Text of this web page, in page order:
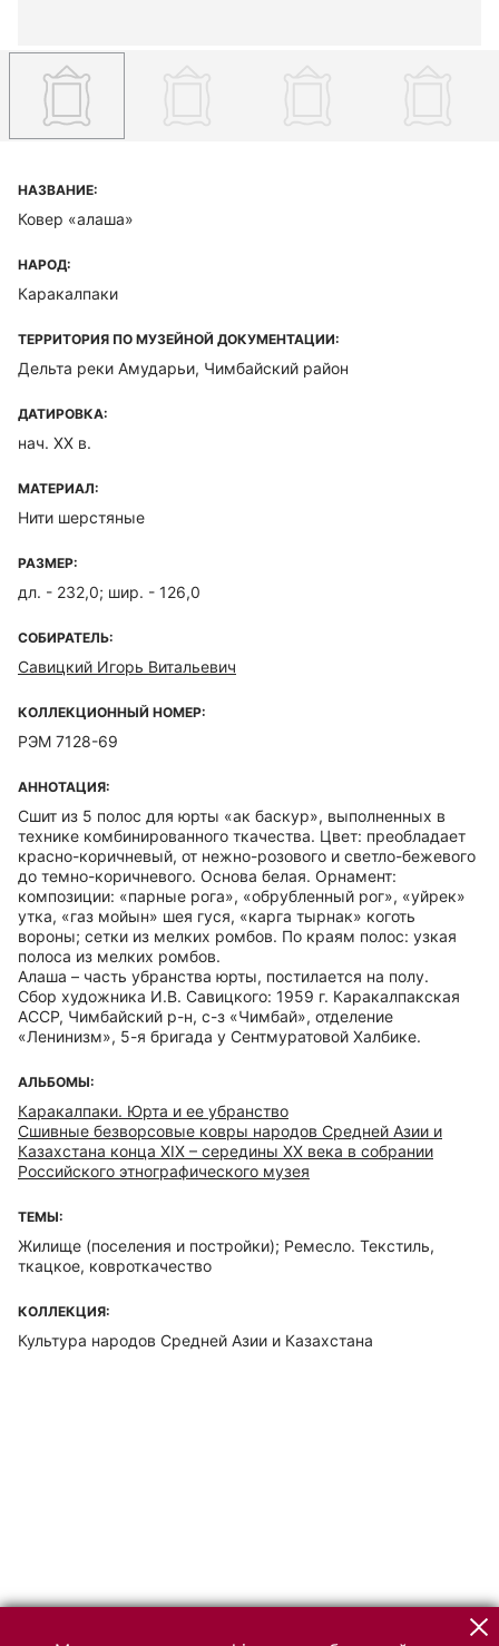
НАЗВАНИЕ:
Ковер «алаша»
НАРОД:
Каракалпаки
ТЕРРИТОРИЯ ПО МУЗЕЙНОЙ ДОКУМЕНТАЦИИ:
Дельта реки Амударьи, Чимбайский район
ДАТИРОВКА:
нач. XX в.
МАТЕРИАЛ:
Нити шерстяные
РАЗМЕР:
дл. - 232,0; шир. - 126,0
СОБИРАТЕЛЬ:
Савицкий Игорь Витальевич
КОЛЛЕКЦИОННЫЙ НОМЕР:
РЭМ 7128-69
АННОТАЦИЯ:
Сшит из 5 полос для юрты «ак баскур», выполненных в
технике комбинированного ткачества. Цвет: преобладает
красно-коричневый, от нежно-розового и светло-бежевого
до темно-коричневого. Основа белая. Орнамент:
композиции: «парные рога», «обрубленный рог», «уйрек»
утка, «газ мойын» шея гуся, «карга тырнак» коготь
вороны; сетки из мелких ромбов. По краям полос: узкая
полоса из мелких ромбов.
Алаша – часть убранства юрты, постилается на полу.
Сбор художника И.В. Савицкого: 1959 г. Каракалпакская
АССР, Чимбайский р-н, с-з «Чимбай», отделение
«Ленинизм», 5-я бригада у Сентмуратовой Халбике.
АЛЬБОМЫ:
Каракалпаки. Юрта и ее убранство
Сшивные безворсовые ковры народов Средней Азии и
Казахстана конца XIX – середины XX века в собрании
Российского этнографического музея
ТЕМЫ:
Жилище (поселения и постройки); Ремесло. Текстиль,
ткацкое, ковроткачество
КОЛЛЕКЦИЯ:
Культура народов Средней Азии и Казахстана